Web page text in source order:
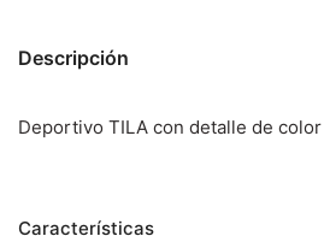
Descripción
Deportivo TILA con detalle de color
Características